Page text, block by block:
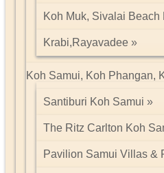
Koh Muk, Sivalai Beach
Krabi,Rayavadee
Koh Samui, Koh Phangan,
Santiburi Koh Samui
The Ritz Carlton Koh
Pavilion Samui Villas &